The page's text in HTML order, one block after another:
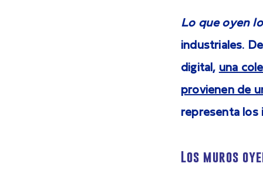
Lo que oyen
industriales.
digital, una
provienen de
representa los
Los muros